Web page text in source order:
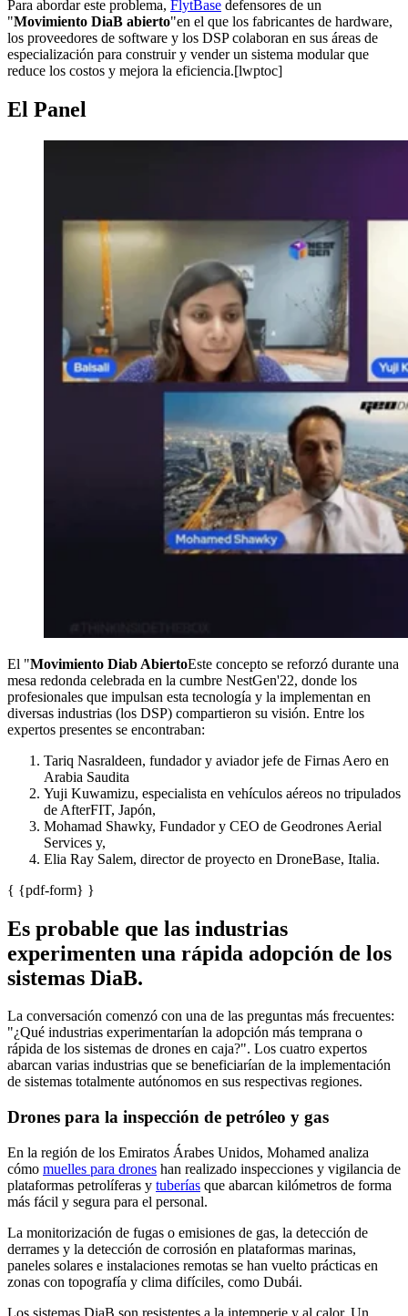
Para abordar este problema, FlytBase defensores de un
"Movimiento DiaB abierto"en el que los fabricantes de hardware,
los proveedores de software y los DSP colaboran en sus áreas de
especialización para construir y vender un sistema modular que
reduce los costos y mejora la eficiencia.[lwptoc]
El Panel
El "Movimiento Diab AbiertoEste concepto se reforzó durante una
mesa redonda celebrada en la cumbre NestGen'22, donde los
profesionales que impulsan esta tecnología y la implementan en
diversas industrias (los DSP) compartieron su visión. Entre los
expertos presentes se encontraban:
Tariq Nasraldeen, fundador y aviador jefe de Firnas Aero en
Arabia Saudita
Yuji Kuwamizu, especialista en vehículos aéreos no tripulados
de AfterFIT, Japón,
Mohamad Shawky, Fundador y CEO de Geodrones Aerial
Services y,
Elia Ray Salem, director de proyecto en DroneBase, Italia.
{ {pdf-form} }
Es probable que las industrias
experimenten una rápida adopción de los
sistemas DiaB.
La conversación comenzó con una de las preguntas más frecuentes:
"¿Qué industrias experimentarían la adopción más temprana o
rápida de los sistemas de drones en caja?". Los cuatro expertos
abarcan varias industrias que se beneficiarían de la implementación
de sistemas totalmente autónomos en sus respectivas regiones.
Drones para la inspección de petróleo y gas
En la región de los Emiratos Árabes Unidos, Mohamed analiza
cómo muelles para drones han realizado inspecciones y vigilancia de
plataformas petrolíferas y tuberías que abarcan kilómetros de forma
más fácil y segura para el personal.
La monitorización de fugas o emisiones de gas, la detección de
derrames y la detección de corrosión en plataformas marinas,
paneles solares e instalaciones remotas se han vuelto prácticas en
zonas con topografía y clima difíciles, como Dubái.
Los sistemas DiaB son resistentes a la intemperie y al calor. Un